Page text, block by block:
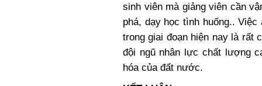
sinh viên mà giảng viên cần
phá, dạy học tình huống..
trong giai đoạn hiện nay là rất
đội ngũ nhân lực chất lượng
hóa của đất nước.